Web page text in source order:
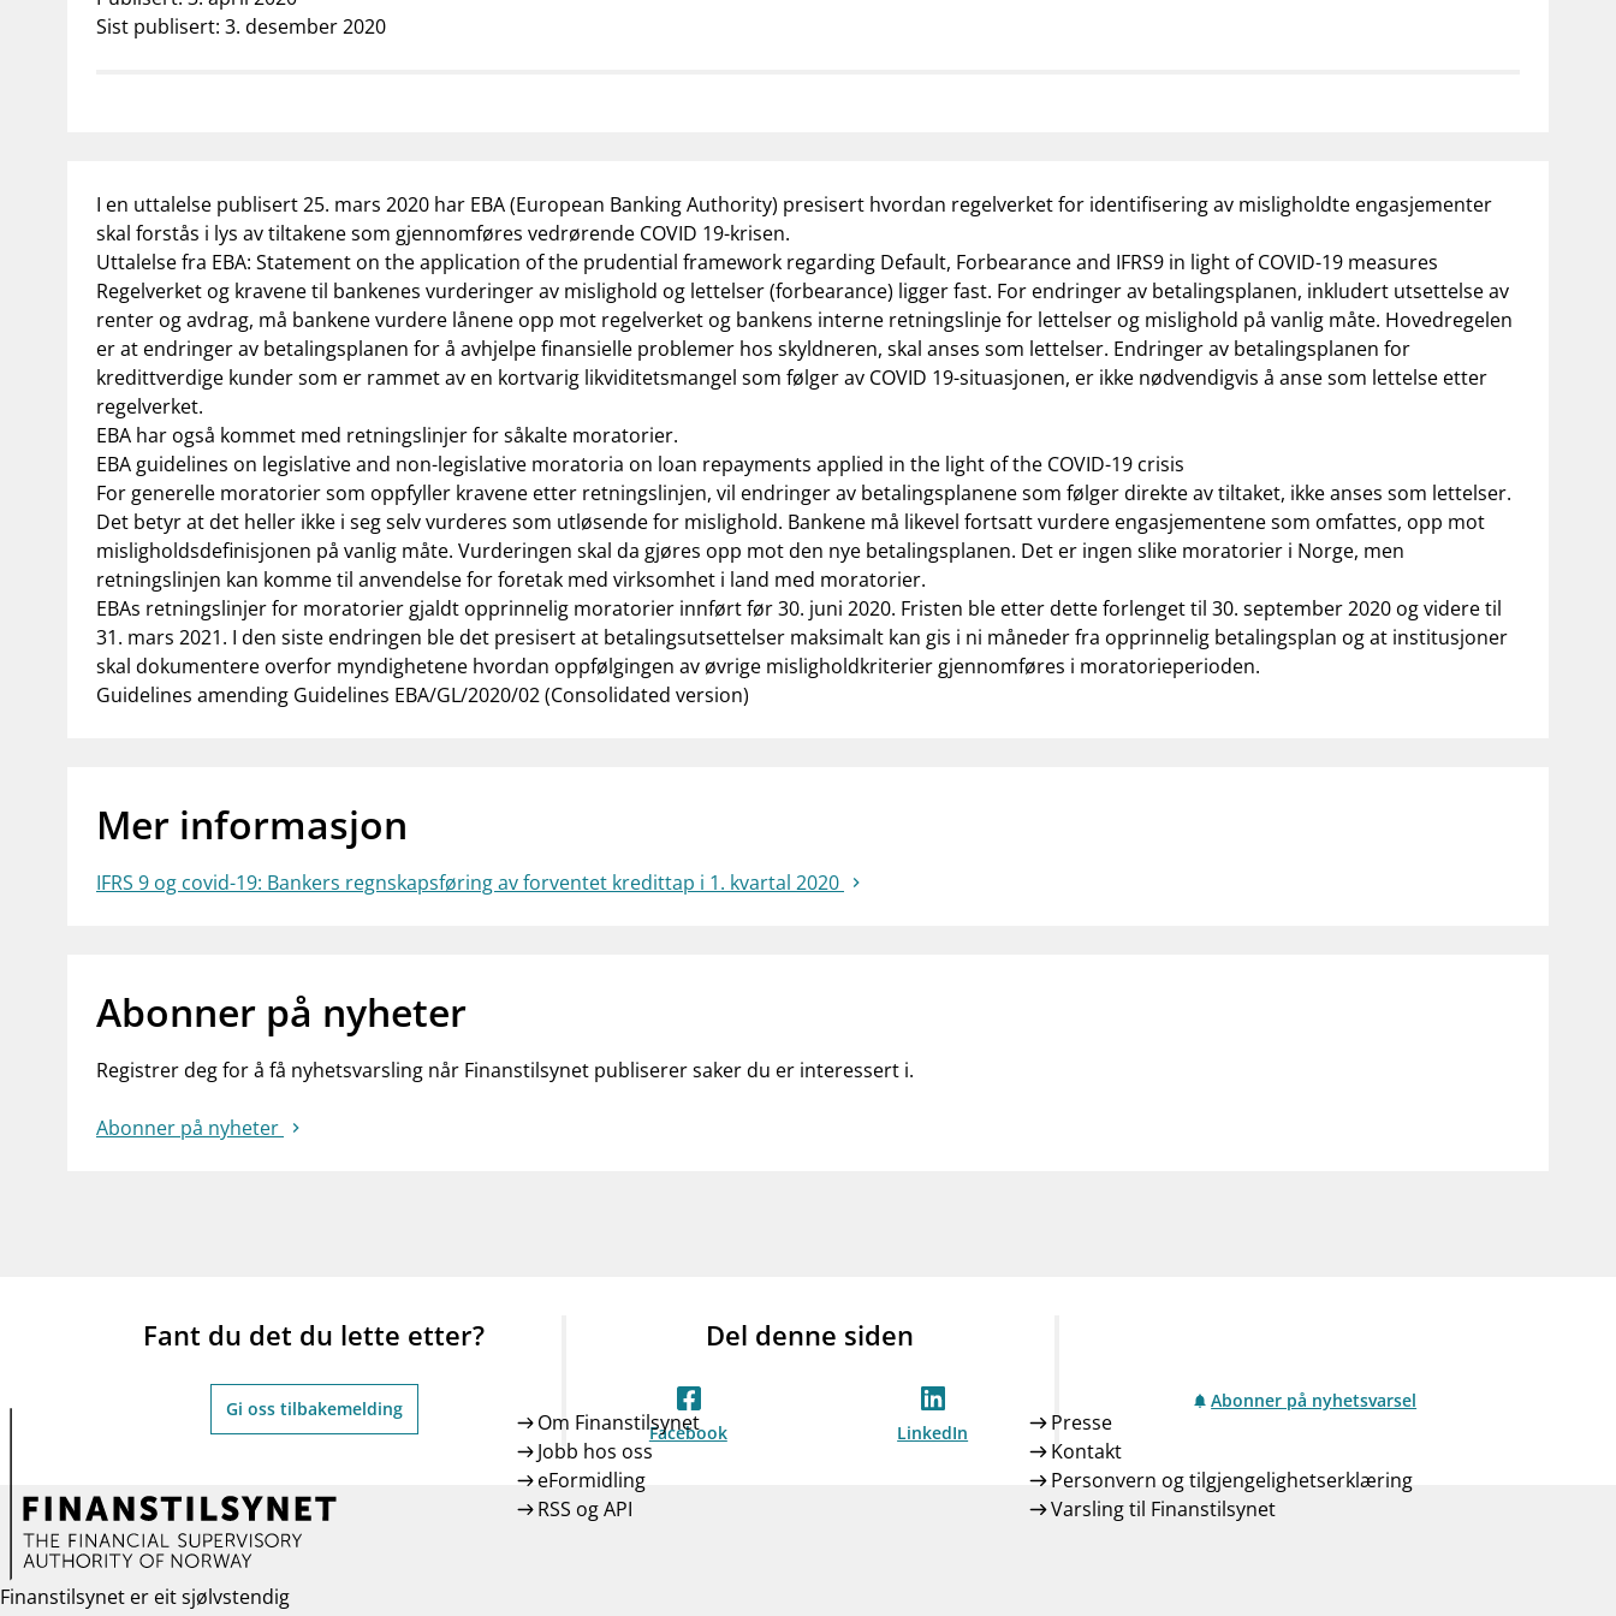
Forbrukerinformasjon
Sist publisert: 3. desember 2020
I en uttalelse publisert 25. mars 2020 har EBA (European Banking Authority) presisert hvordan regelverket for identifisering av misligholdte engasjementer
skal forstås i lys av tiltakene som gjennomføres vedrørende COVID 19-krisen.
Uttalelse fra EBA: Statement on the application of the prudential framework regarding Default, Forbearance and IFRS9 in light of COVID-19 measures
Regelverket og kravene til bankenes vurderinger av mislighold og lettelser (forbearance) ligger fast. For endringer av betalingsplanen, inkludert utsettelse av
renter og avdrag, må bankene vurdere lånene opp mot regelverket og bankens interne retningslinje for lettelser og mislighold på vanlig måte. Hovedregelen
er at endringer av betalingsplanen for å avhjelpe finansielle problemer hos skyldneren, skal anses som lettelser. Endringer av betalingsplanen for
kredittverdige kunder som er rammet av en kortvarig likviditetsmangel som følger av COVID 19-situasjonen, er ikke nødvendigvis å anse som lettelse etter
regelverket.
EBA har også kommet med retningslinjer for såkalte moratorier.
EBA guidelines on legislative and non-legislative moratoria on loan repayments applied in the light of the COVID-19 crisis
For generelle moratorier som oppfyller kravene etter retningslinjen, vil endringer av betalingsplanene som følger direkte av tiltaket, ikke anses som lettelser.
Det betyr at det heller ikke i seg selv vurderes som utløsende for mislighold. Bankene må likevel fortsatt vurdere engasjementene som omfattes, opp mot
misligholdsdefinisjonen på vanlig måte. Vurderingen skal da gjøres opp mot den nye betalingsplanen. Det er ingen slike moratorier i Norge, men
retningslinjen kan komme til anvendelse for foretak med virksomhet i land med moratorier.
EBAs retningslinjer for moratorier gjaldt opprinnelig moratorier innført før 30. juni 2020. Fristen ble etter dette forlenget til 30. september 2020 og videre til
31. mars 2021. I den siste endringen ble det presisert at betalingsutsettelser maksimalt kan gis i ni måneder fra opprinnelig betalingsplan og at institusjoner
skal dokumentere overfor myndighetene hvordan oppfølgingen av øvrige misligholdkriterier gjennomføres i moratorieperioden.
Guidelines amending Guidelines EBA/GL/2020/02 (Consolidated version)
Mer informasjon
IFRS 9 og covid-19: Bankers regnskapsføring av forventet kredittap i 1. kvartal 2020
Abonner på nyheter
Registrer deg for å få nyhetsvarsling når Finanstilsynet publiserer saker du er interessert i.
Abonner på nyheter
Fant du det du lette etter?
Gi oss tilbakemelding
Del denne siden
Facebook LinkedIn
Abonner på nyhetsvarsel
Finanstilsynet er eit sjølvstendig
Om Finanstilsynet
Presse
Jobb hos oss
Kontakt
eFormidling
Personvern og tilgjengelighetserklæring
RSS og API
Varsling til Finanstilsynet